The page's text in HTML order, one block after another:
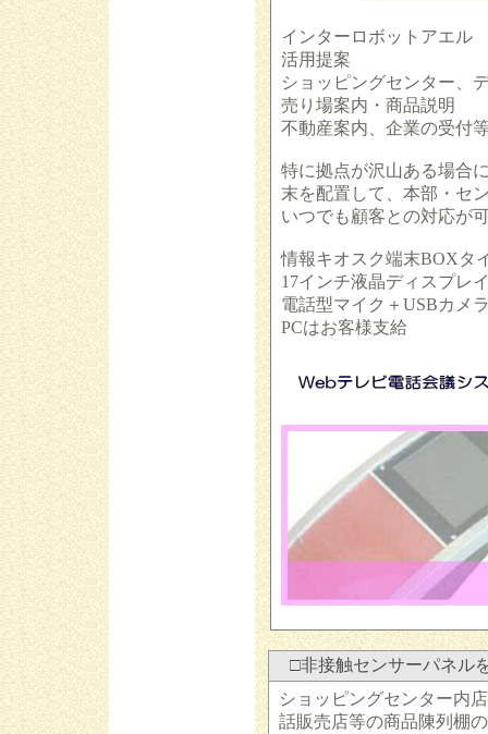
インターロボットアエル
活用提案
ショッピングセンター、
売り場案内・商品説明
不動産案内、企業の受付
特に拠点が沢山ある場合
末を配置して、本部・セ
いつでも顧客との対応が
情報キオスク端末BOXタ
17インチ液晶ディスプレ
電話型マイク＋USBカメ
PCはお客様支給
□非接触センサーパネル
ショッピングセンター内
話販売店等の商品陳列棚